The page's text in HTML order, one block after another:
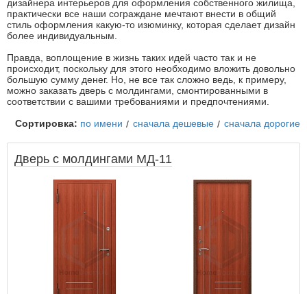
дизайнера интерьеров для оформления собственного жилища,
практически все наши сограждане мечтают внести в общий
стиль оформления какую-то изюминку, которая сделает дизайн
более индивидуальным.
Правда, воплощение в жизнь таких идей часто так и не
происходит, поскольку для этого необходимо вложить довольно
большую сумму денег. Но, не все так сложно ведь, к примеру,
можно заказать дверь с молдингами, смонтированными в
соответствии с вашими требованиями и предпочтениями.
Сортировка: по имени сначала дешевые сначала дорогие
Дверь с молдингами МД-11